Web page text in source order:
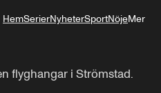
HemSerierNyheterSportNöjeMer
flyghangar i Strömstad.